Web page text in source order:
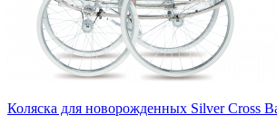
Коляска для новорожденных Silver Cross